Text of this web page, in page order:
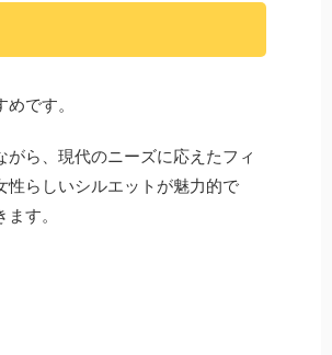
です。
ら、現代のニーズに応えたフィ
性らしいシルエットが魅力的で
す。